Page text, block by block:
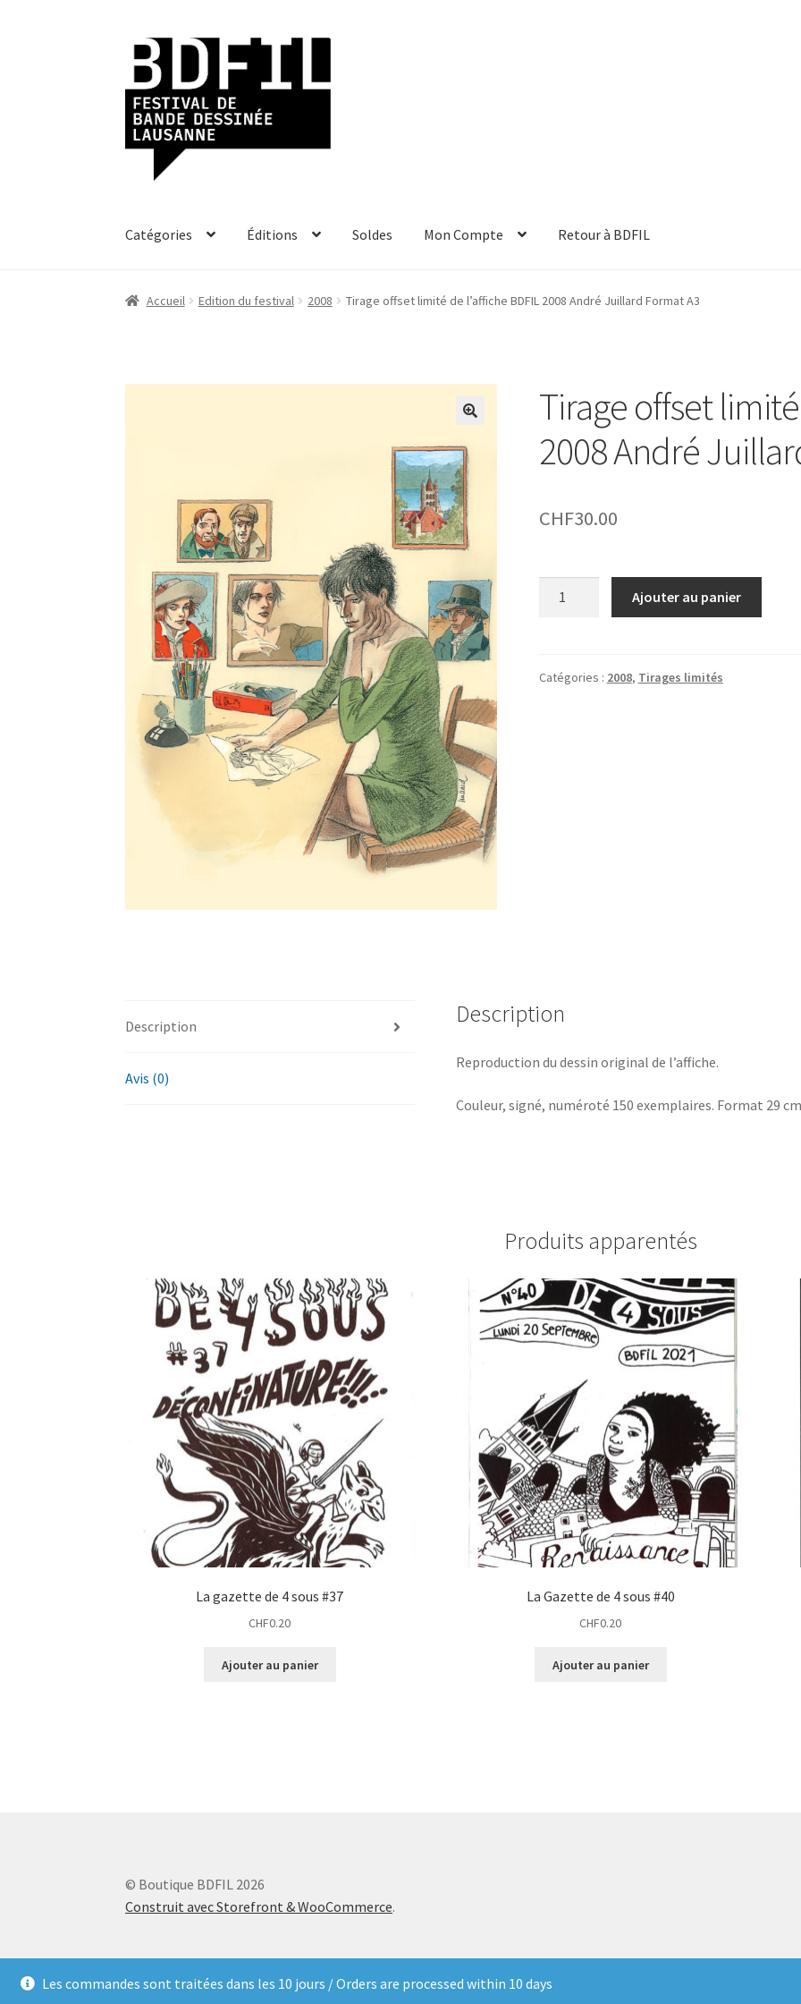
Aller
la
navigation
Aller
au
contenu
Catégories Éditions Soldes Mon Compte Retour à BDFIL
Accueil Edition du festival 2008 Tirage offset limité de l’affiche BDFIL 2008 André Juillard Format A3
Tirage offset
2008 André
CHF30.00
limité
Ajouter au panier
Catégories : 2008, Tirages limités
Description
Avis (0)
Description
Reproduction du dessin original de l’affiche.
Couleur, signé, numéroté 150 exemplaires. Format 29 cm
Produits apparentés
La gazette de 4 sous #37
CHF0.20
Ajouter au panier
La Gazette de 4 sous #40
CHF0.20
Ajouter au panier
© Boutique BDFIL 2026
Construit avec Storefront & WooCommerce.
Les commandes sont traitées dans les 10 jours / Orders are processed within 10 days